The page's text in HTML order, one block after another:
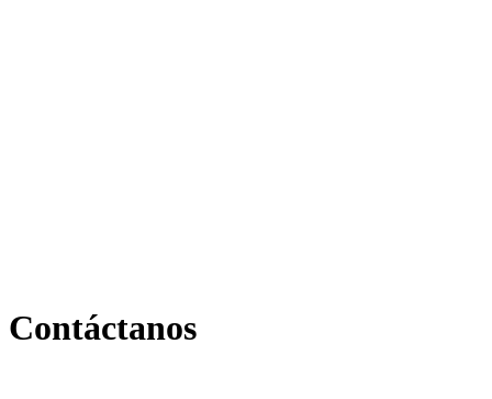
Contáctanos